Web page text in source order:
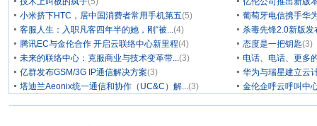
小米挤下HTC，居中国消费者常用手机第五(5)
葡萄牙电信携手华
客服人生：入职凡客四年半的她，刚“被...(4)
杀毒先锋2.0新版发
腾讯EC与金伦合作 开启云联络中心新里程(4) 态度是一把钥匙(3)
未来的联络中心：克服商业与技术变革带...(3)
电话、电话、更多
亿群发布GSM/3G IP通信解决方案(3)
华为与瑞星建立云
塔迪兰Aeonix统一通信和协作（UC&C）解...(3) 金伦企呼云呼叫中